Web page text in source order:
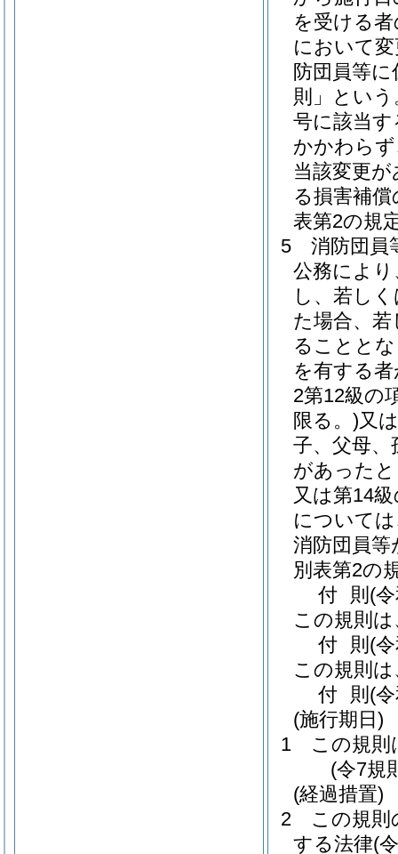
を受ける
において
防団員等
則」という
号に該当
かかわら
当該変更
る損害補
表第2の規
5
消防団員
公務によ
し、若し
た場合、
ることと
を有する
2第12級の
限る。)又
子、父母、
があった
又は第14
について
消防団員
別表第2の
付 則 (
この規則
付 則 (
この規則
付 則 (
(施行期日)
1
この規則
(令7規
(経過措置)
2
この規則
する法律(